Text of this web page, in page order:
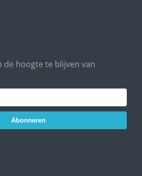
hoogte te blijven van
Abonneren